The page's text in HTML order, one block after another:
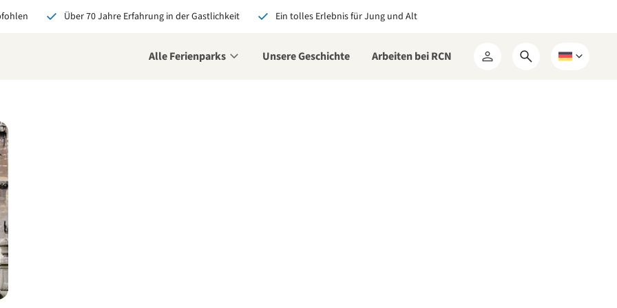
Über 70 Jahre Erfahrung in der Gastlichkeit Ein tolles Erlebnis für Jung und Alt
Alle Ferienparks Unsere Geschichte Arbeiten bei RCN
Mein
Suchformular
Wählen